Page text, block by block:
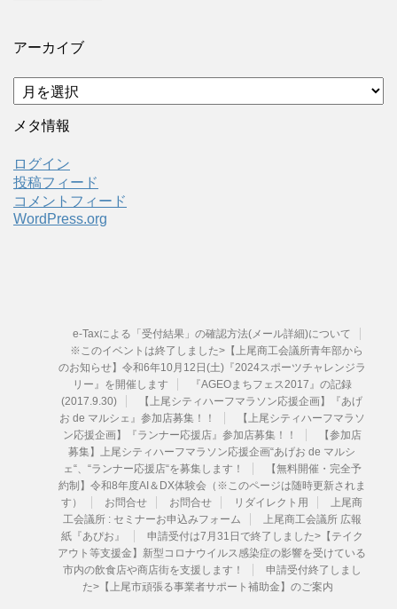
アーカイブ
ア
ー
カ
ブ
メタ情報
ログイン
投稿フィード
コメントフィード
WordPress.org
e-Taxによる「受付結果」の確認方法(メール詳細)について
※このイベントは終了しました>【上尾商工会議所青年部から
のお知らせ】令和6年10月12日(土)『2024スポーツチャレンジラ
リー』を開催します
『AGEOまちフェス2017』の記録
(2017.9.30)
【上尾シティハーフマラソン応援企画】『あげ
お de マルシェ』参加店募集！！
【上尾シティハーフマラソ
ン応援企画】『ランナー応援店』参加店募集！！
【参加店
募集】上尾シティハーフマラソン応援企画“あげお de マルシ
ェ“、“ランナー応援店“を募集します！
【無料開催・完全予
約制】令和8年度AI＆DX体験会（※このページは随時更新されま
す）
お問合せ お問合せ リダイレクト用
上尾商
工会議所 : セミナーお申込みフォーム
上尾商工会議所 広報
紙『あぴお』
申請受付は7月31日で終了しました>【テイク
アウト等支援金】新型コロナウイルス感染症の影響を受けている
市内の飲食店や商店街を支援します！
申請受付終了しまし
た>【上尾市頑張る事業者サポート補助金】のご案内